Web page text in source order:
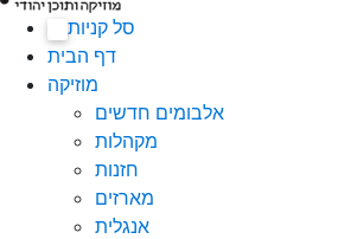
סל קניות
דף הבית
מוזיקה
אלבומים חדשים
מקהלות
חזנות
מארזים
אנגלית